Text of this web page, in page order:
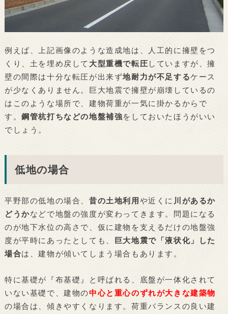
例えば、上記画像のような造成地は、人工的に擁壁をつ
くり、土を埋め戻して 大型重機で転圧 していますが、擁
壁の間際は十分な転圧が出来ず地耐力が不足するケース
が少なくありません。巨大地震で擁壁が崩壊しているの
はこのような場所で、建物荷重が一気に掛かるからで
す。鋼管杭打ちなどの地盤補強をしておいたほうがいい
でしょう。
低地の場合
平野部の低地の場合、 昔の土地利用 や近くに 川があるか
どうかなどで地盤の強度が変わってきます。問題になる
のが地下水位の高さで、仮に建物を支えるだけの地盤強
度が平時にあったとしても、
巨大地震で「液状化」した
場合は、建物が傾いてしまう場合もあります。
特に基礎が『布基礎』と呼ばれる、底盤が一体化されて
いない基礎で、建物の中心と重心のずれが大きな建築物
の場合は、傾きやすくなります。荷重バランスの良い建